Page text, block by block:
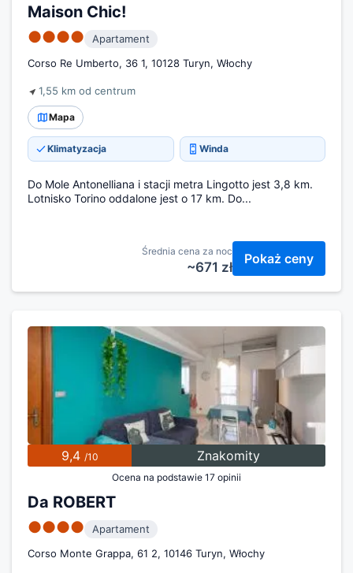
Maison Chic!
●●●●
Apartament
Corso Re Umberto, 36 1, 10128 Turyn, Włochy
1,55 km od centrum
Mapa
Klimatyzacja Winda
Do Mole Antonelliana i stacji metra Lingotto jest 3,8 km.
Lotnisko Torino oddalone jest o 17 km. Do...
Średnia cena za noc
~671 zł
Pokaż ceny
9,4 /10 Znakomity
Ocena na podstawie 17 opinii
Da ROBERT
●●●●
Apartament
Corso Monte Grappa, 61 2, 10146 Turyn, Włochy